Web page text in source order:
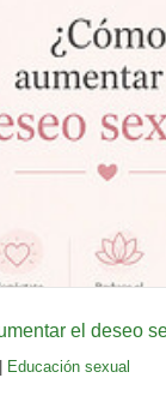
el deseo
Educación sexual